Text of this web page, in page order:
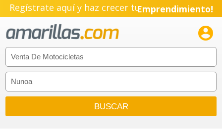
Regístrate aquí y haz crecer tuEmprendimiento!
